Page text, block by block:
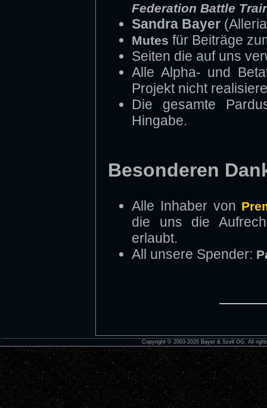
Federation Battle
Sandra Bayer
Mutes für Beiträge
Seiten die auf uns
Alle Alpha- und
Projekt nicht
Die gesamte
Hingabe.
Besonderen
Alle Inhaber von
die uns die
erlaubt.
All unsere Spender:
Copyright © 2003-2026 Bayer & Szell OG. All